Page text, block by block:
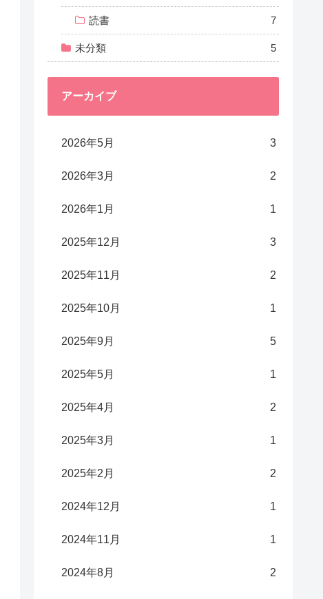
読書 7
未分類 5
アーカイブ
2026年5月 3
2026年3月 2
2026年1月 1
2025年12月 3
2025年11月 2
2025年10月 1
2025年9月 5
2025年5月 1
2025年4月 2
2025年3月 1
2025年2月 2
2024年12月 1
2024年11月 1
2024年8月 2